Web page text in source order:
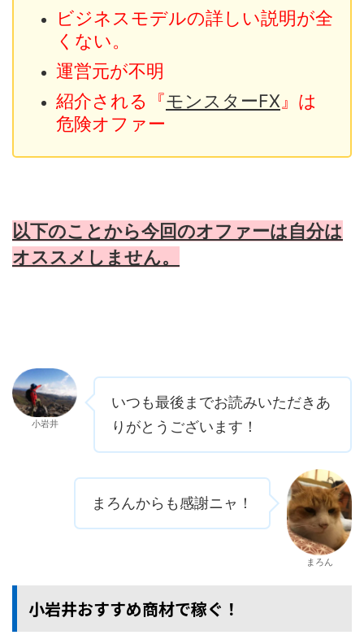
ビジネスモデルの詳しい説明が全
くない。
運営元が不明
紹介される『モンスターFX』は
危険オファー
以下のことから今回のオファーは自分は
オススメしません。
小岩井
いつも最後までお読みいただきあ
りがとうございます！
まろんからも感謝ニャ！
まろん
小岩井おすすめ商材で稼ぐ！